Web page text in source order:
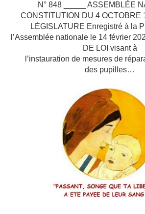
N° 848 _____ ASSEMBLÉE
CONSTITUTION DU 4 OCTOBRE
LÉGISLATURE Enregistré à la
l’Assemblée nationale le 14 février
DE LOI visant à
l’instauration de mesures de
des pupilles…